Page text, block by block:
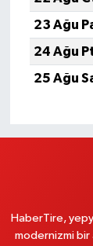
23 Ağu
24 Ağu
25 Ağu
HaberTire,
modernizmi bir